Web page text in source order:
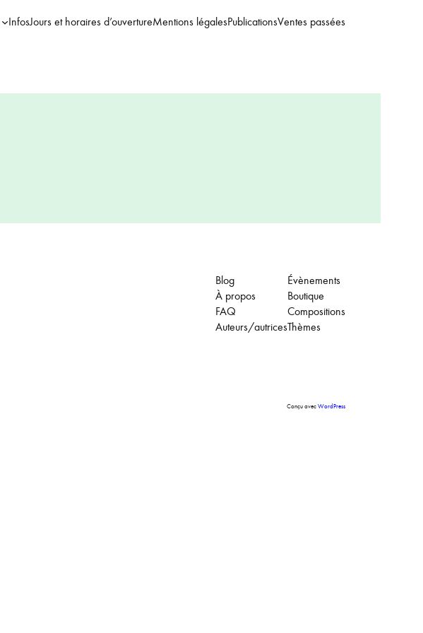
InfosJours et horaires d’ouvertureMentions légalesPublicationsVentes passées
Blog
À propos
FAQ
Auteurs/autrices
Évènements
Boutique
Compositions
Thèmes
Conçu avecWordPress